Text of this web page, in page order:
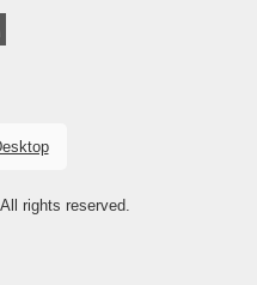
. All rights reserved.